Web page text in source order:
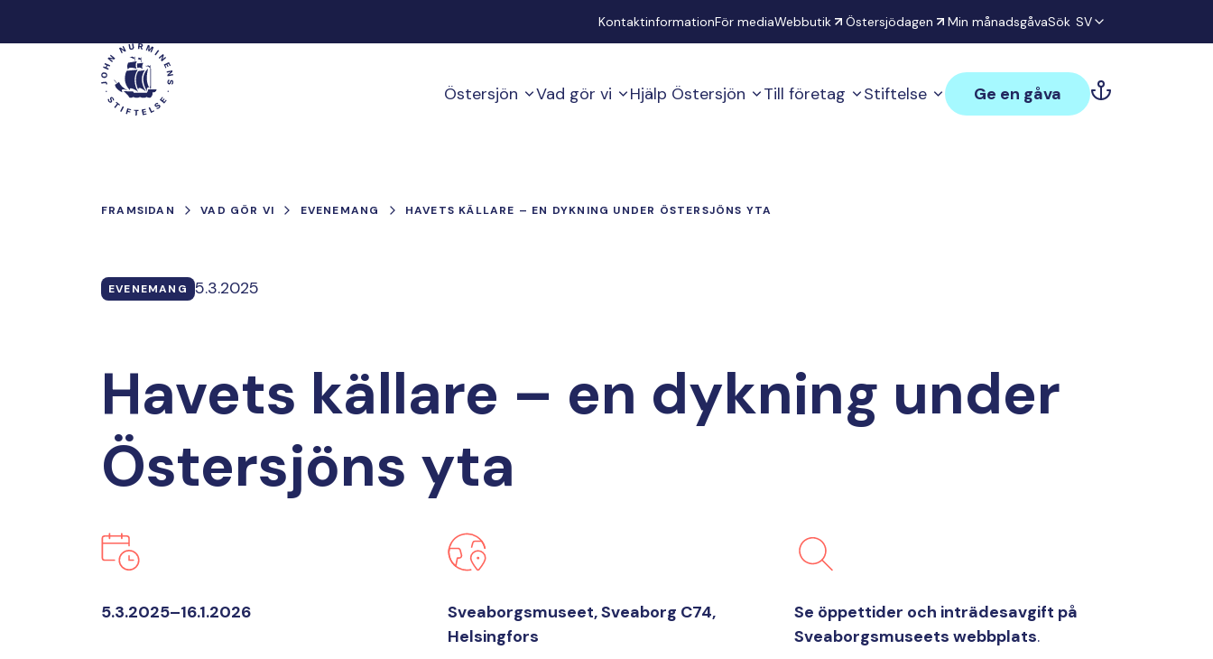
KontaktinformationFör mediaWebbutik Östersjödagen Min månadsgåvaSök SV
Main Östersjön Vad gör vi Hjälp Östersjön Till företag Stiftelse Ge en gåva
FRAMSIDAN VAD GÖR VI EVENEMANG HAVETS KÄLLARE – EN DYKNING UNDER ÖSTERSJÖNS YTA
EVENEMANG 5.3.2025
Havets källare – en dykning under
Östersjöns yta
5.3.2025–16.1.2026
Sveaborgsmuseet, Sveaborg C74,
Helsingfors
Se öppettider och inträdesavgift på
Sveaborgsmuseets webbplats.